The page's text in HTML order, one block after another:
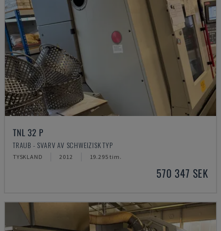
TNL 32 P
TRAUB - SVARV AV SCHWEIZISK TYP
TYSKLAND 2012 19.295 tim.
570 347 SEK